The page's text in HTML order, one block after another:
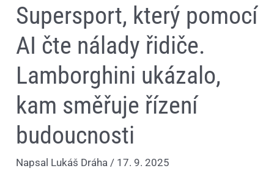
Supersport, který pomocí
AI čte nálady řidiče.
Lamborghini ukázalo,
kam směřuje řízení
budoucnosti
Napsal Lukáš Dráha / 17. 9. 2025